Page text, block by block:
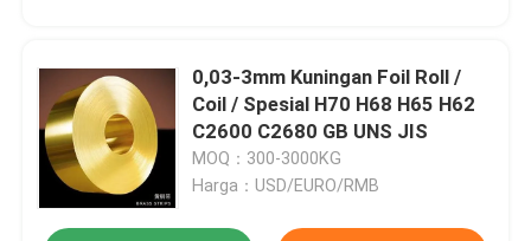
0,03-3mm Kuningan Foil Roll /
Coil / Spesial H70 H68 H65 H62
C2600 C2680 GB UNS JIS
MOQ：300-3000KG
Harga：USD/EURO/RMB